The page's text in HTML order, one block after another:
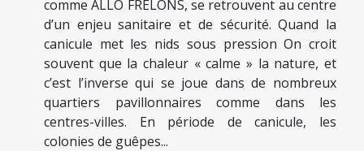
comme ALLO FRELONS, se retrouvent au centre
d’un enjeu sanitaire et de sécurité. Quand la
canicule met les nids sous pression On croit
souvent que la chaleur « calme » la nature, et
c’est l’inverse qui se joue dans de nombreux
quartiers pavillonnaires comme dans les
centres-villes. En période de canicule, les
colonies de guêpes...